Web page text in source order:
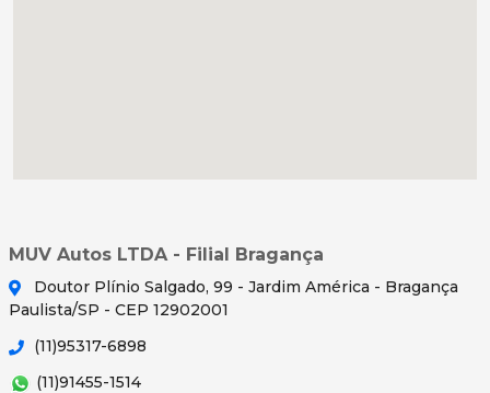
MUV Autos LTDA - Filial Bragança
Doutor Plínio Salgado, 99 - Jardim América - Bragança
Paulista/SP - CEP 12902001
(11)95317-6898
(11)91455-1514